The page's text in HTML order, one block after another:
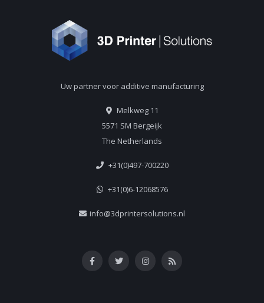
Uw partner voor additive manufacturing
Melkweg 11
5571 SM Bergeijk
The Netherlands
+31(0)497-700220
+31(0)6-12068576
info@3dprintersolutions.nl